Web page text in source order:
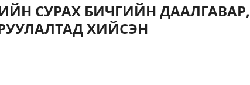
СУРАХ БИЧГИЙН ДААЛГАВАР,
ХИЙСЭН